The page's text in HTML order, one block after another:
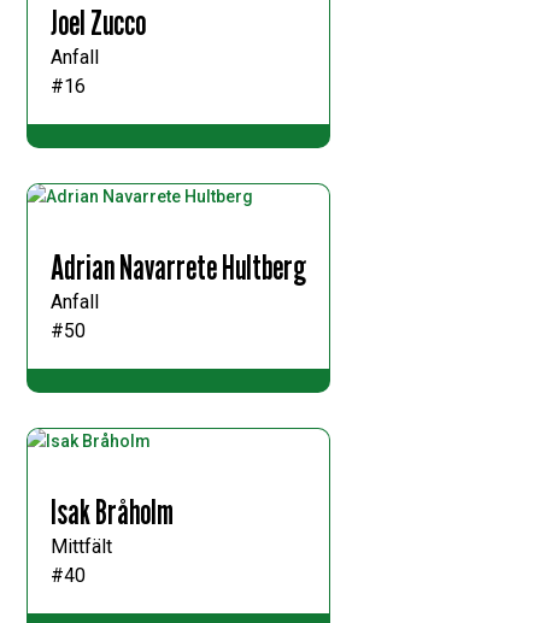
Joel Zucco
Anfall
#16
Adrian Navarrete Hultberg
Anfall
#50
Isak Bråholm
Mittfält
#40